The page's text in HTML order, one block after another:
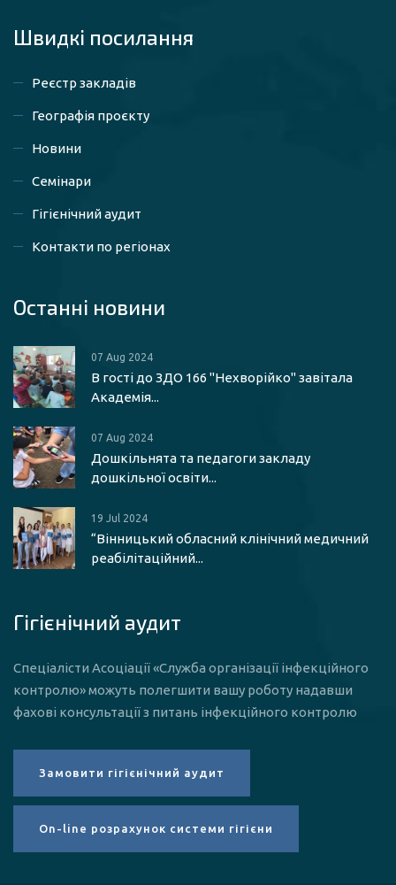
Швидкі посилaння
Реєстр закладів
Географія проєкту
Новини
Семінари
Гігієнічний аудит
Контакти по регіонах
Останні новини
07 Aug 2024
В гості до ЗДО 166 "Нехворійко" завітала
Академія...
07 Aug 2024
Дошкільнята та педагоги закладу
дошкільної освіти...
19 Jul 2024
“Вінницький обласний клінічний медичний
реабілітаційний...
Гігієнічний аудит
Спеціалісти Асоціації «Служба організації інфекційного
контролю» можуть полегшити вашу роботу надавши
фахові консультації з питань інфекційного контролю